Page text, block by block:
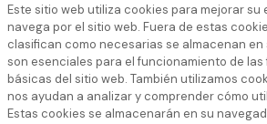
Este sitio web utiliza cookies para mejorar su
navega por el sitio web. Fuera de estas
clasifican como necesarias se almacenan en
son esenciales para el funcionamiento de
básicas del sitio web. También utilizamos
nos ayudan a analizar y comprender cómo
Estas cookies se almacenarán en su